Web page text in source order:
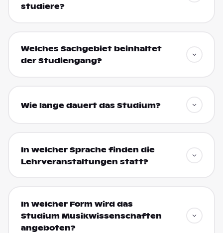
studiere?
Welches Sachgebiet beinhaltet
der Studiengang?
Wie lange dauert das Studium?
In welcher Sprache finden die
Lehrveranstaltungen statt?
In welcher Form wird das
Studium Musikwissenschaften
angeboten?